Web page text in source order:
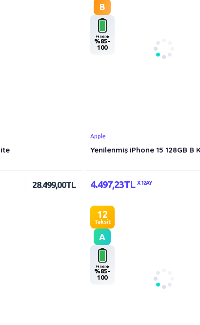
28.499,00TL
B
Pil Sağlığı
%85-
100
Apple
Yenilenmiş iPhone 15 128GB B
4.497,23TL X 12AY
12
Taksit
A
Pil Sağlığı
%85-
100